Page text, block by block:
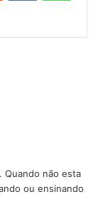
Quando não esta
ou ensinando